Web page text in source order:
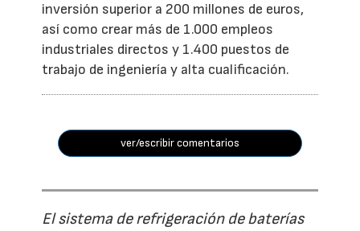
inversión superior a 200 millones de euros,
así como crear más de 1.000 empleos
industriales directos y 1.400 puestos de
trabajo de ingeniería y alta cualificación.
ver/escribir comentarios
El sistema de refrigeración de baterías